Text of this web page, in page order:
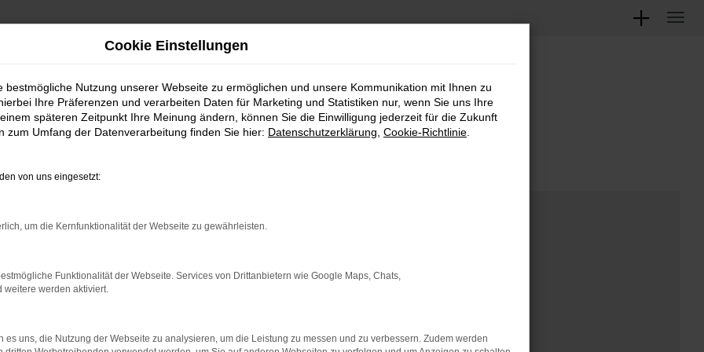
Cookie Einstellungen
bestmögliche Nutzung unserer Webseite zu ermöglichen und unsere Kommunikation mit Ihnen zu
Ihre Präferenzen und verarbeiten Daten für Marketing und Statistiken nur, wenn Sie uns Ihre
späteren Zeitpunkt Ihre Meinung ändern, können Sie die Einwilligung jederzeit für die Zukunft
zum Umfang der Datenverarbeitung finden Sie hier: Datenschutzerklärung Cookie-Richtlinie
von uns eingesetzt:
um die Kernfunktionalität der Webseite zu gewährleisten.
Funktionalität der Webseite. Services von Drittanbietern wie Google Maps, Chats,
weitere werden aktiviert.
es uns, die Nutzung der Webseite zu analysieren, um die Leistung zu messen und zu verbessern. Zudem werden